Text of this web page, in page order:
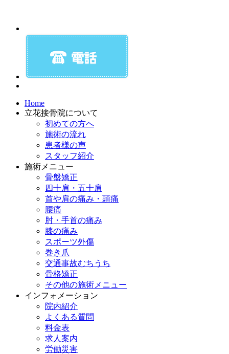
Home
立花接骨院について
初めての方へ
施術の流れ
患者様の声
スタッフ紹介
施術メニュー
骨盤矯正
四十肩・五十肩
首や肩の痛み・頭痛
腰痛
肘・手首の痛み
膝の痛み
スポーツ外傷
巻き爪
交通事故むちうち
骨格矯正
その他の施術メニュー
インフォメーション
院内紹介
よくある質問
料金表
求人案内
労働災害